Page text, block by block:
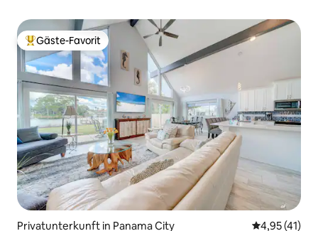
Beliebter Gäste-Favorit.
Gäste-Favorit
Privatunterkunft in Panama City
4,95 (41)